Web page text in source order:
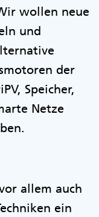
wollen neue
und
der
Speicher,
Netze
allem auch
ein